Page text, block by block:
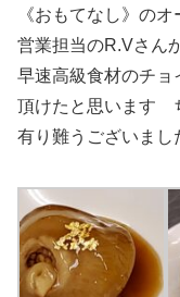
《おもてなし》の
営業担当のR.Vさん
早速高級食材のチョ
頂けたと思います
有り難うございまし